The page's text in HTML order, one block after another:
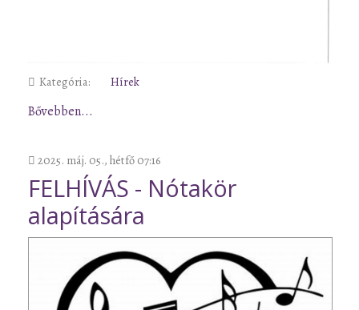
Kategória: Hírek
Bővebben...
2025. máj. 05., hétfő 07:16
FELHÍVÁS - Nótakör
alapítására